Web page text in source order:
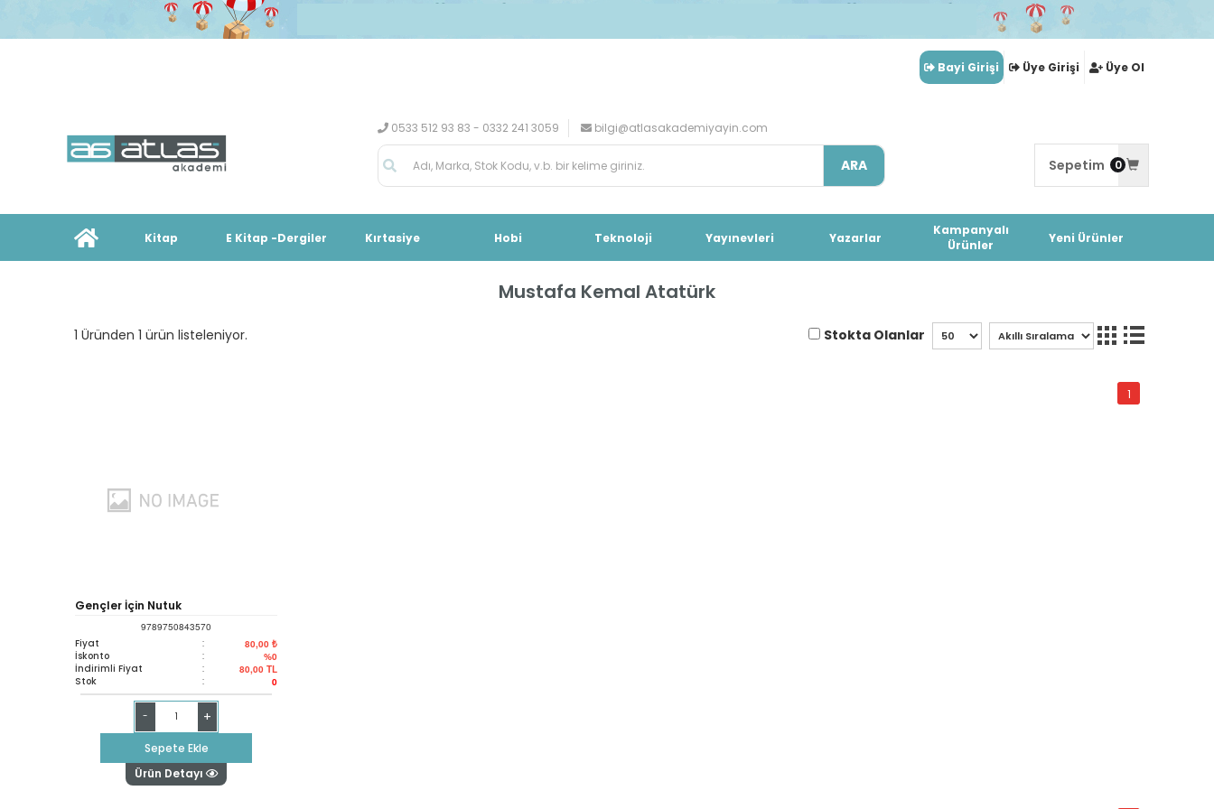
Bayi Girişi Üye Girişi Üye Ol
0533 512 93 83 - 0332 241 3059 bilgi@atlasakademiyayin.com
ARA Sepetim 0
Kitap E Kitap -Dergiler Kırtasiye Hobi Teknoloji Yayınevleri Yazarlar
Kampanyalı
Ürünler
Yeni Ürünler
Mustafa Kemal Atatürk
1 Üründen 1 ürün listeleniyor. Stokta Olanlar
1
Gençler İçin Nutuk
9789750843570
Fiyat : 80,00 ₺
İskonto : %0
İndirimli Fiyat : 80,00 TL
Stok : 0
- +
Sepete Ekle
Ürün Detayı